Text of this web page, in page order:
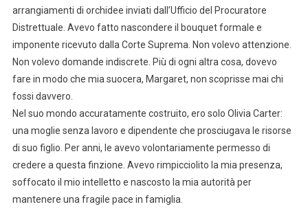
arrangiamenti di orchidee inviati dall’Ufficio del Procuratore
Distrettuale. Avevo fatto nascondere il bouquet formale e
imponente ricevuto dalla Corte Suprema. Non volevo attenzione.
Non volevo domande indiscrete. Più di ogni altra cosa, dovevo
fare in modo che mia suocera, Margaret, non scoprisse mai chi
fossi davvero.
Nel suo mondo accuratamente costruito, ero solo Olivia Carter:
una moglie senza lavoro e dipendente che prosciugava le risorse
di suo figlio. Per anni, le avevo volontariamente permesso di
credere a questa finzione. Avevo rimpicciolito la mia presenza,
soffocato il mio intelletto e nascosto la mia autorità per
mantenere una fragile pace in famiglia.